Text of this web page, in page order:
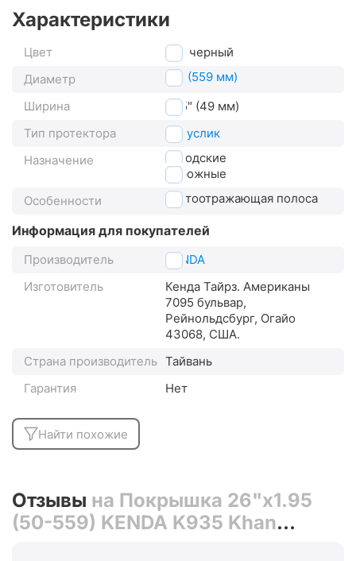
Характеристики
Цвет
черный
Диаметр
26" (559 мм)
Ширина
1.95" (49 мм)
Тип протектора
полуслик
Назначение
городские
дорожные
Особенности
светоотражающая полоса
Информация для покупателей
Производитель
KENDA
Изготовитель
Кенда Тайрз. Американы
7095 бульвар,
Рейнольдсбург, Огайо
43068, США.
Страна производитель Тайвань
Гарантия
Нет
Найти похожие
Отзывы на Покрышка 26"x1.95
(50-559) KENDA K935 Khan